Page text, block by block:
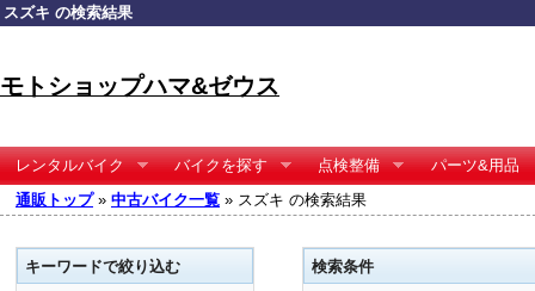
スズキ の検索結果
モトショップハマ&ゼウス
レンタルバイク バイクを探す 点検整備
パーツ&用品
通販トップ» 中古バイク一覧 » スズキ の検索結果
検索条件
キーワードで絞り込む